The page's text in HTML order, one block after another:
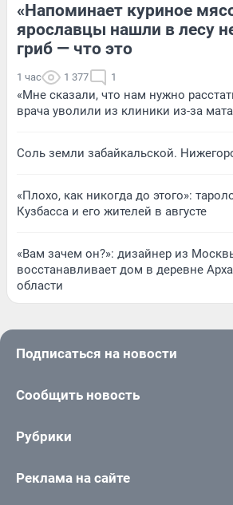
«Напоминает куриное
ярославцы нашли в лесу
гриб — что это
1 час 1 377 1
«Мне сказали, что нам нужно
врача уволили из клиники из-за
Соль земли забайкальской.
«Плохо, как никогда до этого»:
Кузбасса и его жителей в августе
«Вам зачем он?»: дизайнер из
восстанавливает дом в деревне
области
Подписаться на новости
Сообщить новость
Рубрики
Реклама на сайте